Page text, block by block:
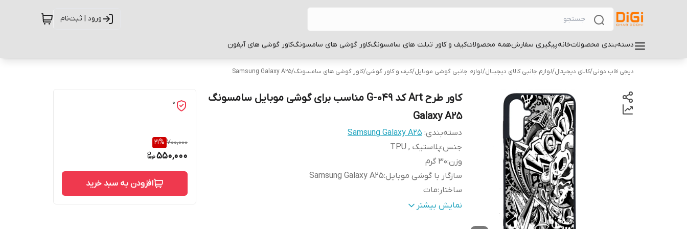
ورود | ثبت‌نام
دسته‌بندی محصولاتخانهپیگیری سفارشهمه محصولاتکیف و کاور تبلت های سامسونگکاور گوشی های سامسونگکاور گوشی های آیفون
دیجی قاب دونی/کالای دیجیتال/لوازم جانبی کالای دیجیتال/لوازم جانبی گوشی موبایل/کیف و کاور گوشی/کاور گوشی های سامسونگ/
Samsung Galaxy A25
کاور طرح Art کد G-049 مناسب برای گوشی موبایل سامسونگ
Galaxy A25
دسته‌بندی:
Samsung Galaxy A25
جنس:پلاستیک , TPU
وزن:30 گرم
سازگار با گوشی موبایل:
Samsung Galaxy A25
ساختار :مات
سطح
قاب پشتی , لبه بالایی , لبه پایینی , لبه چپ , لبه راست , حفاظت ازنمایش بیشتر
0
700,000
21%
550,000
افزودن به سبد خرید